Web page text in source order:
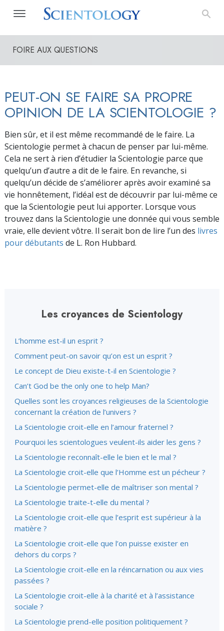
FOIRE AUX QUESTIONS
PEUT-ON SE FAIRE SA PROPRE
OPINION DE LA SCIENTOLOGIE ?
Bien sûr, et il est même recommandé de le faire. La
Scientologie permet à chacun de penser par lui-même.
Cela ne sert à rien d’étudier la Scientologie parce que
quelqu’un d’autre a dit de le faire. En revanche, si
quelqu’un décide de s’améliorer après avoir examiné sa
vie honnêtement, l’idéal est de découvrir par lui-même ce
que la Scientologie peut lui apporter. Lorsque vous
trouvez dans la Scientologie une donnée qui vous semble
vraie, elle devient vôtre. Il serait bon de lire l’un des livres
pour débutants de L. Ron Hubbard.
Les croyances de Scientology
L’homme est-il un esprit ?
Comment peut-on savoir qu’on est un esprit ?
Le concept de Dieu existe-t-il en Scientologie ?
Can’t God be the only one to help Man?
Quelles sont les croyances religieuses de la Scientologie
concernant la création de l’univers ?
La Scientologie croit-elle en l’amour fraternel ?
Pourquoi les scientologues veulent-ils aider les gens ?
La Scientologie reconnaît-elle le bien et le mal ?
La Scientologie croit-elle que l’Homme est un pécheur ?
La Scientologie permet-elle de maîtriser son mental ?
La Scientologie traite-t-elle du mental ?
La Scientologie croit-elle que l’esprit est supérieur à la
matière ?
La Scientologie croit-elle que l’on puisse exister en
dehors du corps ?
La Scientologie croit-elle en la réincarnation ou aux vies
passées ?
La Scientologie croit-elle à la charité et à l’assistance
sociale ?
La Scientologie prend-elle position politiquement ?